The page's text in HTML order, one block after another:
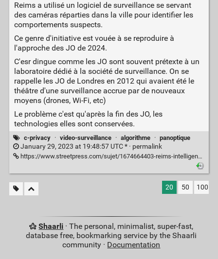
Reims a utilisé un logiciel de surveillance se servant
des caméras réparties dans la ville pour identifier les
comportements suspects.
Ce genre d'initiative est vouée à se reproduire à
l'approche des JO de 2024.
C'esr dingue comme les JO sont souvent prétexte à un
laboratoire dédié à la société de surveillance. On se
rappelle les JO de Londres en 2012 qui avaient été le
théâtre d'une surveillance accrue par de nouveaux
moyens (drones, Wi-Fi, etc)
Le problème c'est qu'après la fin des JO, les
technologies elles sont conservées.
c-privacy · video-surveillance · algorithme · panoptique
January 29, 2023 at 19:48:57 UTC * · permalink
https://www.streetpress.com/sujet/1674664403-reims-intelligence-artificielle-camera-surveillance-police-donnees-thales
20 50 100
Shaarli · The personal, minimalist, super-fast,
database free, bookmarking service by the Shaarli
community · Documentation